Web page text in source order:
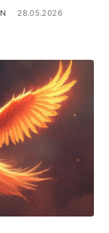
28.05.2026